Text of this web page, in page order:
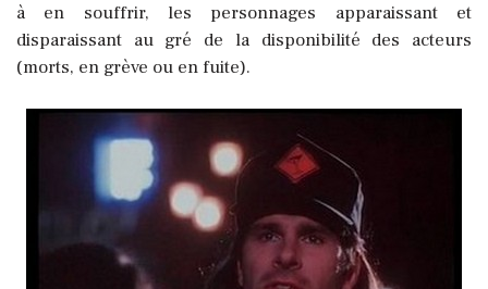
à en souffrir, les personnages apparaissant et
disparaissant au gré de la disponibilité des acteurs
(morts, en grève ou en fuite).